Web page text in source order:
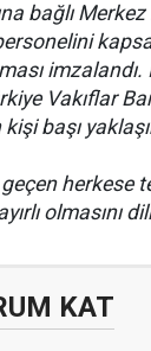
bağlı
Vakıflar
başı
herkese
olmasını
KAT